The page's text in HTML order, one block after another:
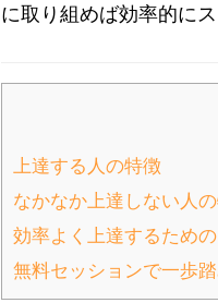
に取り組めば効率的に
上達する人の特徴
なかなか上達しない人
効率よく上達するため
無料セッションで一歩踏